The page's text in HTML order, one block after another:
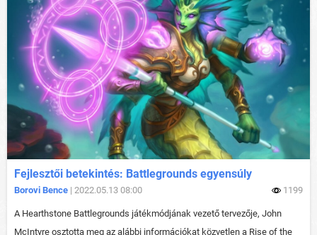
Fejlesztői betekintés: Battlegrounds egyensúly
Borovi Bence | 2022.05.13 08:00 1199
A Hearthstone Battlegrounds játékmódjának vezető tervezője, John
McIntyre osztotta meg az alábbi információkat közvetlen a Rise of the